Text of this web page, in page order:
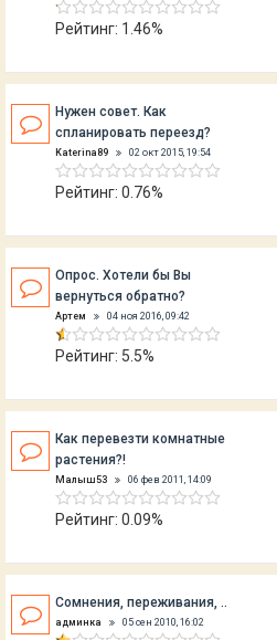
Рейтинг: 1.46%
Нужен совет. Как
спланировать переезд?
Katerina89 02 окт 2015, 19:54
Рейтинг: 0.76%
Опрос. Хотели бы Вы
вернуться обратно?
Артем 04 ноя 2016, 09:42
Рейтинг: 5.5%
Как перевезти комнатные
растения?!
Малыш53 06 фев 2011, 14:09
Рейтинг: 0.09%
Сомнения, переживания, ..
админка 05 сен 2010, 16:02